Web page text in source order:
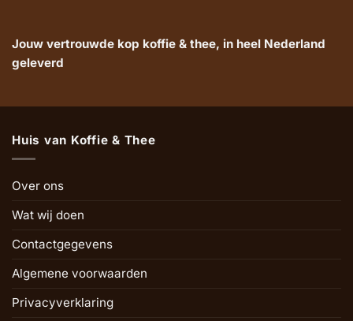
Jouw vertrouwde kop koffie & thee, in heel Nederland
geleverd
Huis van Koffie & Thee
Over ons
Wat wij doen
Contactgegevens
Algemene voorwaarden
Privacyverklaring